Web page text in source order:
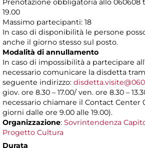
Prenotazione obbligatoria allo 060608
19.00
Massimo partecipanti: 18
In caso di disponibilità le persone
anche il giorno stesso sul posto.
Modalità di annullamento
In caso di impossibilità a partecipare
necessario comunicare la disdetta
seguente indirizzo:
giov. ore 8.30 – 17.00/ ven. ore 8.30 –
necessario chiamare il Contact
giorni dalle ore 9.00 alle 19.00).
Organizzazione: Sovrintendenza
Progetto Cultura
Durata